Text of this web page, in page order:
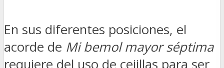
En sus diferentes posiciones, el
acorde de Mi bemol mayor séptima
requiere del uso de cejillas para ser